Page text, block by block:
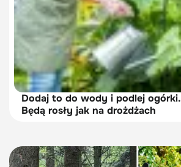
Dodaj to do wody i podlej ogórki.
Będą rosły jak na drożdżach